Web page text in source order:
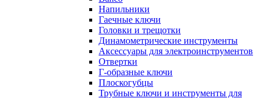
Напильники
Гаечные ключи
Головки и трещотки
Динамометрические инструменты
Аксессуары для электроинструментов
Отвертки
Г-образные ключи
Плоскогубцы
Трубные ключи и инструменты для